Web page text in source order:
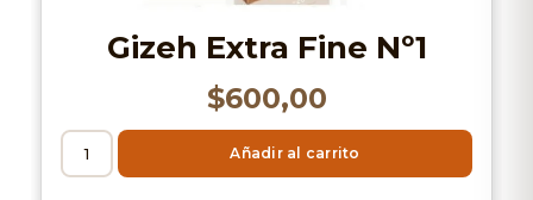
Gizeh Extra Fine Nº1
$600,00
Añadir al carrito